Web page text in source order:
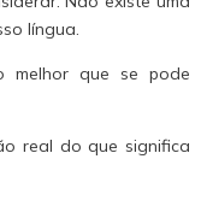
língua.
melhor que se pode
real do que significa